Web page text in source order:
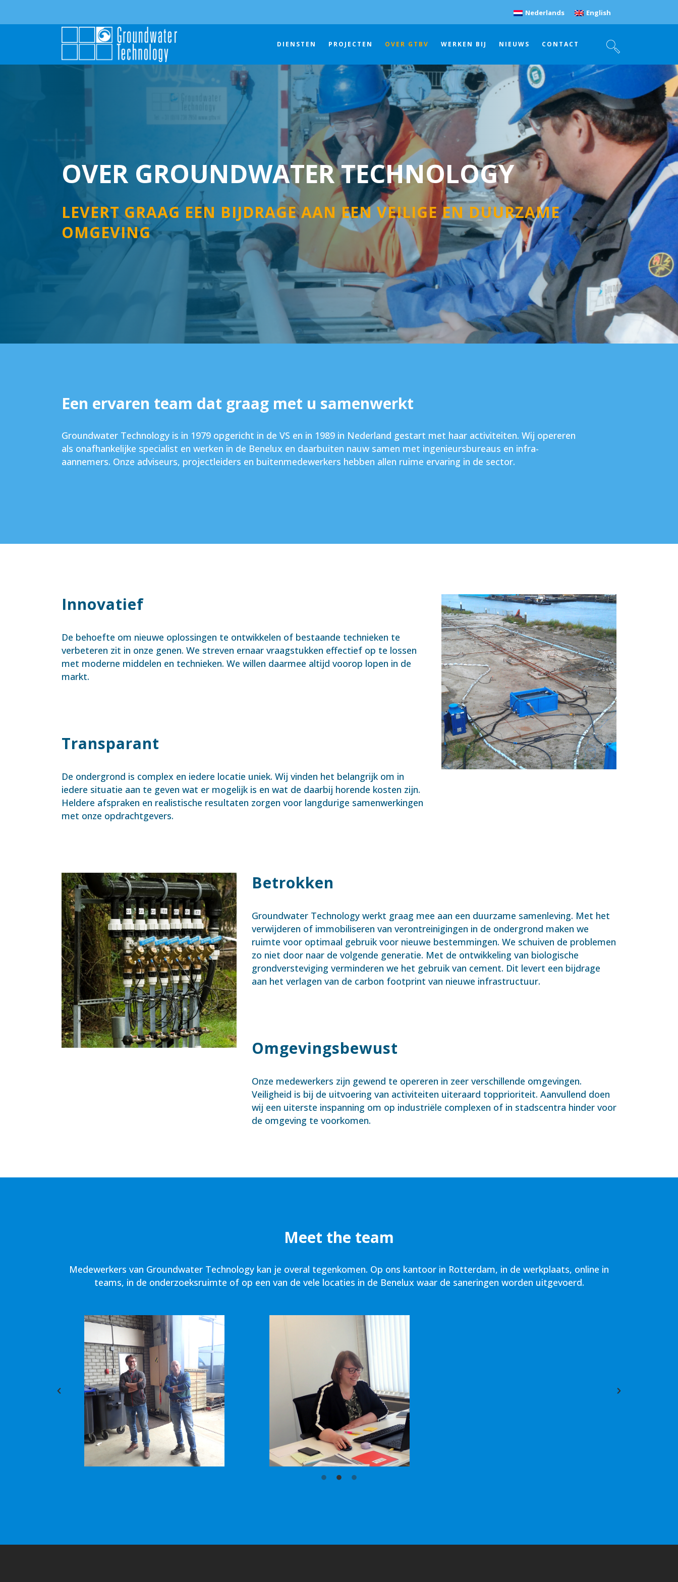
Nederlands English
DIENSTEN PROJECTEN OVER GTBV WERKEN BIJ NIEUWS CONTACT
OVER GROUNDWATER TECHNOLOGY
LEVERT GRAAG EEN BIJDRAGE AAN EEN VEILIGE EN DUURZAME
OMGEVING
Een ervaren team dat graag met u samenwerkt
Groundwater Technology is in 1979 opgericht in de VS en in 1989 in Nederland gestart met haar activiteiten. Wij opereren
als onafhankelijke specialist en werken in de Benelux en daarbuiten nauw samen met ingenieursbureaus en infra-
aannemers. Onze adviseurs, projectleiders en buitenmedewerkers hebben allen ruime ervaring in de sector.
Innovatief
De behoefte om nieuwe oplossingen te ontwikkelen of bestaande technieken te
verbeteren zit in onze genen. We streven ernaar vraagstukken effectief op te lossen
met moderne middelen en technieken. We willen daarmee altijd voorop lopen in de
markt.
Transparant
De ondergrond is complex en iedere locatie uniek. Wij vinden het belangrijk om in
iedere situatie aan te geven wat er mogelijk is en wat de daarbij horende kosten zijn.
Heldere afspraken en realistische resultaten zorgen voor langdurige samenwerkingen
met onze opdrachtgevers.
Betrokken
Groundwater Technology werkt graag mee aan een duurzame samenleving. Met het
verwijderen of immobiliseren van verontreinigingen in de ondergrond maken we
ruimte voor optimaal gebruik voor nieuwe bestemmingen. We schuiven de problemen
zo niet door naar de volgende generatie. Met de ontwikkeling van biologische
grondversteviging verminderen we het gebruik van cement. Dit levert een bijdrage
aan het verlagen van de carbon footprint van nieuwe infrastructuur.
Omgevingsbewust
Onze medewerkers zijn gewend te opereren in zeer verschillende omgevingen.
Veiligheid is bij de uitvoering van activiteiten uiteraard topprioriteit. Aanvullend doen
wij een uiterste inspanning om op industriële complexen of in stadscentra hinder voor
de omgeving te voorkomen.
Meet the team
Medewerkers van Groundwater Technology kan je overal tegenkomen. Op ons kantoor in Rotterdam, in de werkplaats, online in
teams, in de onderzoeksruimte of op een van de vele locaties in de Benelux waar de saneringen worden uitgevoerd.